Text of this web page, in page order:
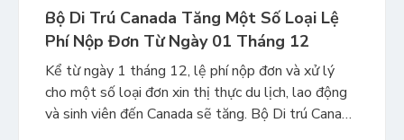
Bộ Di Trú Canada Tăng Một Số Loại Lệ
Phí Nộp Đơn Từ Ngày 01 Tháng 12
Kể từ ngày 1 tháng 12, lệ phí nộp đơn và xử lý
cho một số loại đơn xin thị thực du lịch, lao động
và sinh viên đến Canada sẽ tăng. Bộ Di trú Canada